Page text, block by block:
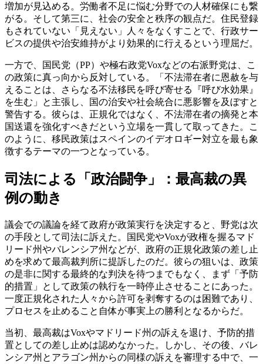
増加が見込める。労働者不足に悩む分野での人材確保にも繋
がる。そして第三に、社会の安全と秩序の観点だ。住民登録
もされていない「見えない」人々をなくすことで、行政サー
ビスの提供や治安維持がより効果的に行えるという理屈だ。
一方で、国民党（PP）や極右政党Voxなどの右派野党は、こ
の政策に真っ向から反対している。「不法滞在者に恩赦を与
えることは、さらなる不法移民を呼び寄せる『呼び水効果』
を生む」と主張し、国の治安や社会統合に悪影響を及ぼすと
警告する。彼らは、正規化ではなく、不法滞在者の摘発と本
国送還を強化すべきだという立場を一貫して取ってきた。こ
のように、移民政策はスペインのイデオロギー対立を最も象
徴するテーマの一つとなっている。
司法による「政治闘争」：最高裁の異
例の動き
議会での議論を経て政府が政策実行を決定すると、野党は次
の手段として司法に訴えた。国民党やVoxが政権を握るマド
リード州やバレンシア州などが、政府の正規化政策の差し止
めを求めて最高裁判所に提訴したのだ。彼らの狙いは、政策
の是非に関する最終的な判決を待つまでもなく、まず「予防
的措置」として政策の執行を一時停止させることにあった。
一度正規化された人々から許可を剥奪するのは困難であり、
プロセスを止めること自体が事実上の勝利となるからだ。
当初、最高裁はVoxやマドリード州の訴えを退け、予防的措
置としての差し止めは認めなかった。しかし、その後、バレ
ンシア州とアラゴン州からの同様の訴えを審理する中で、一